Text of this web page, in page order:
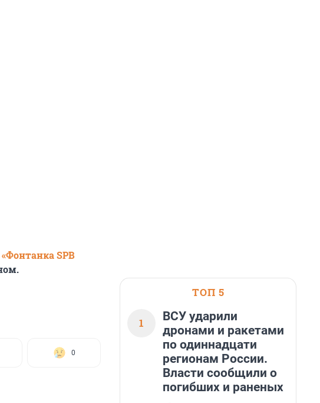
«Фонтанка SPB
0
ТОП 5
1
ВСУ ударили
дронами и ракетами
по одиннадцати
регионам России.
Власти сообщили о
погибших и раненых